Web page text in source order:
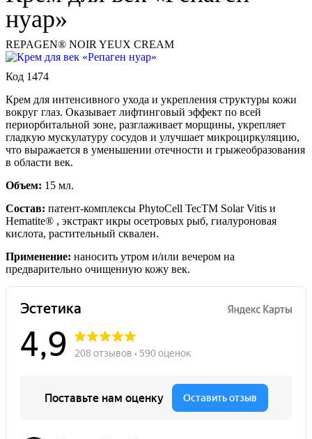
нуар»
REPAGEN® NOIR YEUX CREAM
Код 1474
Крем для интенсивного ухода и укрепления структуры кожи
вокруг глаз. Оказывает лифтинговый эффект по всей
периорбитальной зоне, разглаживает морщины, укрепляет
гладкую мускулатуру сосудов и улучшает микроциркуляцию,
что выражается в уменьшении отечности и грыжеобразования
в области век.
Объем: 15 мл.
Состав: патент-комплексы PhytoCell TecTM Solar Vitis и
Hematite® , экстракт икры осетровых рыб, гиалуроновая
кислота, растительный сквален.
Применение: наносить утром и/или вечером на
предварительно очищенную кожу век.